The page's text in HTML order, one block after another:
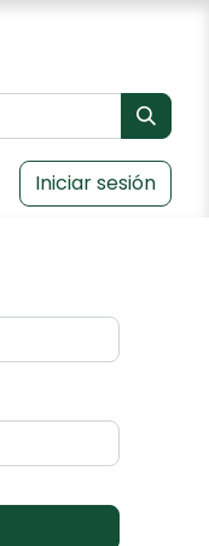
Iniciar sesión